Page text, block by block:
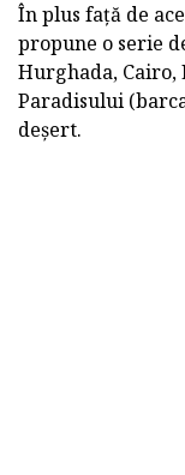
În plus față de
propune o serie
Hurghada, Cairo,
Paradisului
deșert.